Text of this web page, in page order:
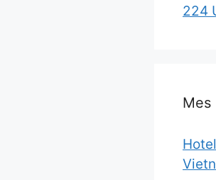
224
Mes